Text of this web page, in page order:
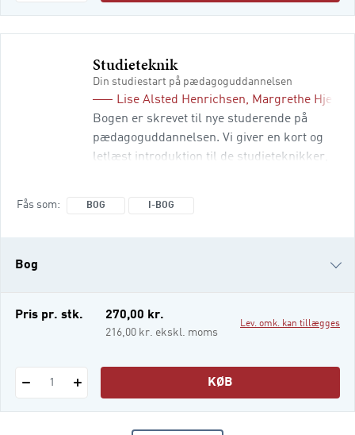
Studieteknik
Din studiestart på pædagoguddannelsen
Lise Alsted Henrichsen, Margrethe
Bogen er skrevet til nye studerende på
pædagoguddannelsen. Vi giver en kort og
letlæst introduktion til de studieteknikker,
samt sjove, anderledes og æstetiske måder
at lære og blive
Fås som BOG I-BOG
Bog
i-bog
Pris pr. stk. 270,00 kr.
216,00 kr. ekskl. moms
Lev. omk. kan tillægges
1 KØB